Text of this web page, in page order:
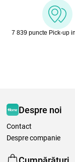
7 839 puncte Pick-up
Despre noi
Contact
Despre companie